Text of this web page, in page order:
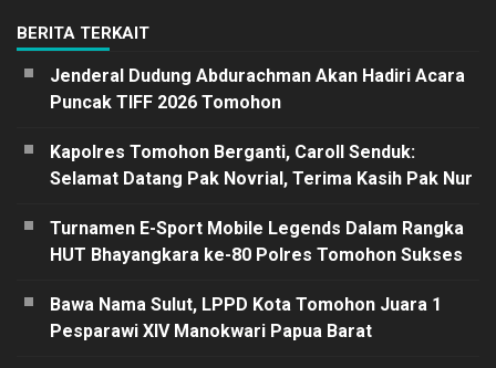
BERITA TERKAIT
Jenderal Dudung Abdurachman Akan Hadiri Acara
Puncak TIFF 2026 Tomohon
Kapolres Tomohon Berganti, Caroll Senduk:
Selamat Datang Pak Novrial, Terima Kasih Pak Nur
Turnamen E-Sport Mobile Legends Dalam Rangka
HUT Bhayangkara ke-80 Polres Tomohon Sukses
Bawa Nama Sulut, LPPD Kota Tomohon Juara 1
Pesparawi XIV Manokwari Papua Barat